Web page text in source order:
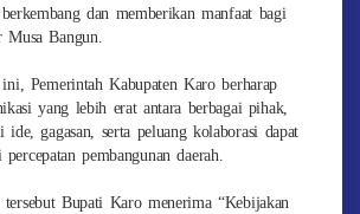
dan memberikan manfaat bagi
Musa Bangun.
Pemerintah Kabupaten Karo berharap
yang lebih erat antara berbagai pihak,
ide, gagasan, serta peluang kolaborasi dapat
pembangunan daerah.
tersebut Bupati Karo menerima “Kebijakan